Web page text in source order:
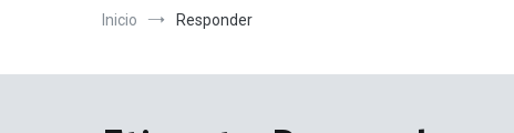
Inicio Responder